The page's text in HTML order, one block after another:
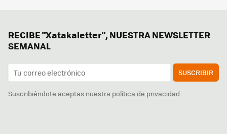
RECIBE "Xatakaletter", NUESTRA NEWSLETTER
SEMANAL
SUSCRIBIR
Suscribiéndote aceptas nuestra política de privacidad